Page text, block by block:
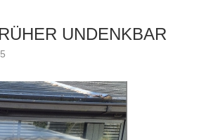
UNDENKBAR